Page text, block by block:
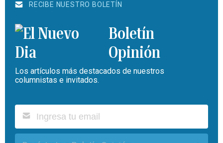
RECIBE NUESTRO BOLETÍN
Boletín
Opinión
Los artículos más destacados de nuestros
columnistas e invitados.